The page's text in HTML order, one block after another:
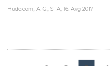
Hudo.com A. G., STA 16. Avg 2017